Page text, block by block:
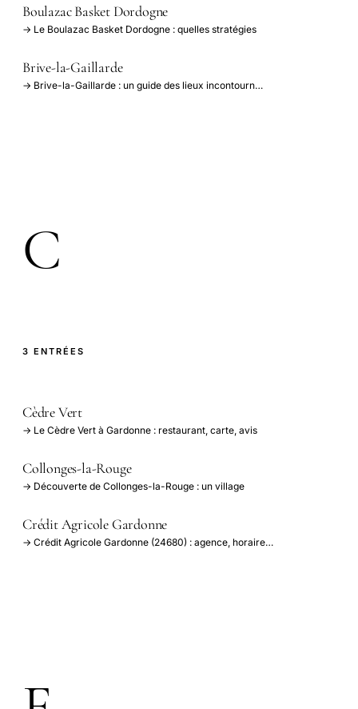
Boulazac Basket Dordogne
→ Le Boulazac Basket Dordogne : quelles stratégies
Brive-la-Gaillarde
→ Brive-la-Gaillarde : un guide des lieux incontourn…
C
3 ENTRÉES
Cèdre Vert
→ Le Cèdre Vert à Gardonne : restaurant, carte, avis
Collonges-la-Rouge
→ Découverte de Collonges-la-Rouge : un village
Crédit Agricole Gardonne
→ Crédit Agricole Gardonne (24680) : agence, horaire…